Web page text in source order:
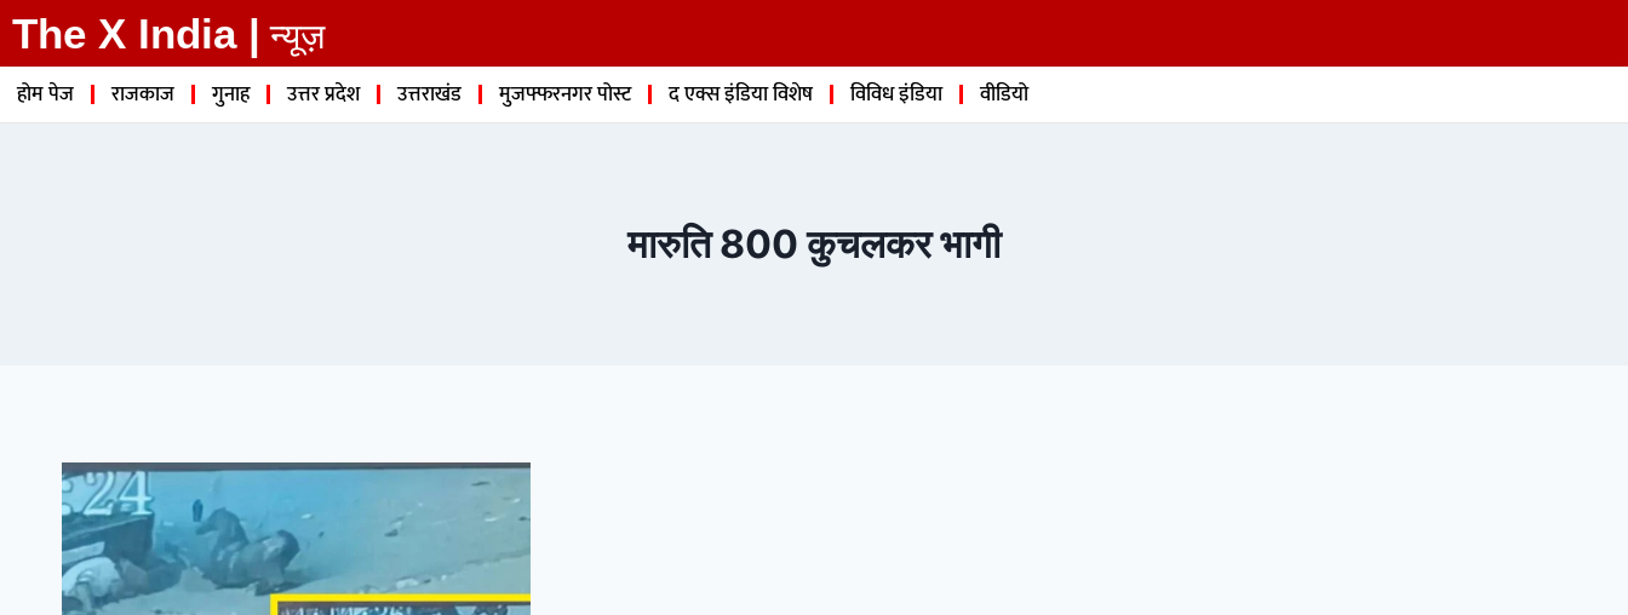
The X India | न्यूज़
होम पेज राजकाज गुनाह उत्तर प्रदेश उत्तराखंड मुजफ्फरनगर पोस्ट द एक्स इंडिया विशेष विविध इंडिया वीडियो
मारुति 800 कुचलकर भागी